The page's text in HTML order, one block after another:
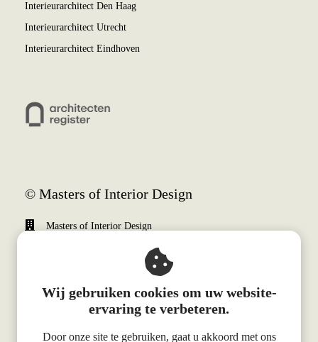
Interieurarchitect Den Haag
Interieurarchitect Utrecht
Interieurarchitect Eindhoven
© Masters of Interior Design
Masters of Interior Design
+31 (0)10 340 0510
Wij gebruiken cookies om uw website-
ervaring te verbeteren.
Door onze site te gebruiken, gaat u akkoord met ons